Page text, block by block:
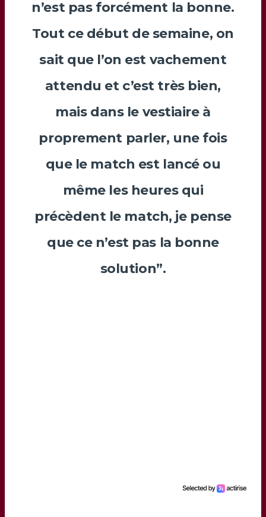
n’est pas forcément la bonne.
Tout ce début de semaine, on
sait que l’on est vachement
attendu et c’est très bien,
mais dans le vestiaire à
proprement parler, une fois
que le match est lancé ou
même les heures qui
précèdent le match, je pense
que ce n’est pas la bonne
solution”.